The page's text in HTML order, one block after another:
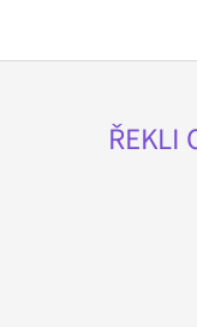
ŘEKLI